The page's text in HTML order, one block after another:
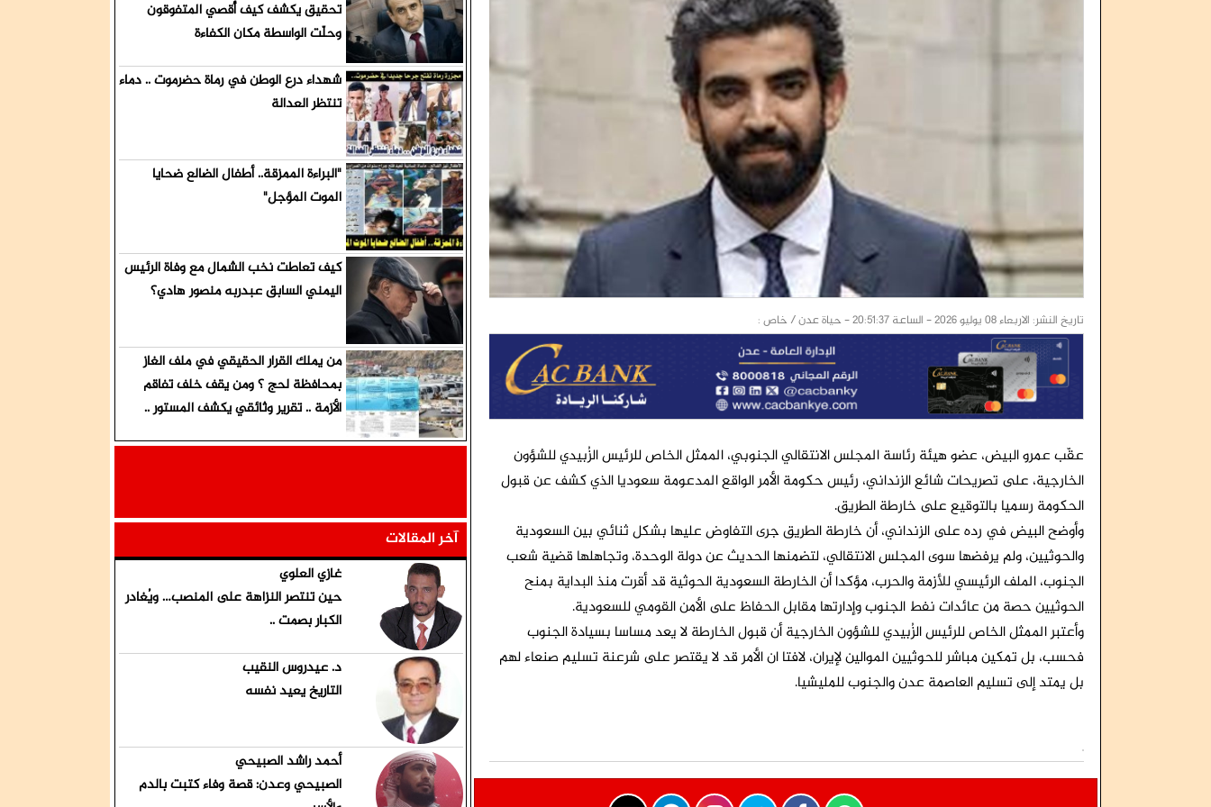
الهيئة الاقتصادية والخدمية بالانتقالي : سلطات الوصاية تفرض حرب خدمات ممنهجة تستهدف إنهاك المواطن الجنوبي
ملف الإرهابي أمجد خالد.. خطر مباشر يهدد استقرار الجنوب وأمن شعبه
لجنة التصعيد الشعبي بالمحفد تدعو مالكي المحال التجارية بالالتزام بالعصيان المدني
تاريخ النشر: الاربعاء 08 يوليو 2026 - الساعة 20:51:37 - حياة عدن / خاص :
عقّب عمرو البيض، عضو هيئة رئاسة المجلس الانتقالي الجنوبي، الممثل الخاص للرئيس الزُبيدي للشؤون
الخارجية، على تصريحات شائع الزنداني، رئيس حكومة الأمر الواقع المدعومة سعوديا الذي كشف عن قبول
الحكومة رسميا بالتوقيع على خارطة الطريق.
وأوضح البيض في رده على الزنداني، أن خارطة الطريق جرى التفاوض عليها بشكل ثنائي بين السعودية
والحوثيين، ولم يرفضها سوى المجلس الانتقالي، لتضمنها الحديث عن دولة الوحدة، وتجاهلها قضية شعب
الجنوب، الملف الرئيسي للأزمة والحرب، مؤكدا أن الخارطة السعودية الحوثية قد أقرت منذ البداية بمنح
الحوثيين حصة من عائدات نفط الجنوب وإدارتها مقابل الحفاظ على الأمن القومي للسعودية.
وأعتبر الممثل الخاص للرئيس الزُبيدي للشؤون الخارجية أن قبول الخارطة لا يعد مساسا بسيادة الجنوب
فحسب، بل تمكين مباشر للحوثيين الموالين لإيران، لافتا ان الأمر قد لا يقتصر على شرعنة تسليم صنعاء لهم
بل يمتد إلى تسليم العاصمة عدن والجنوب للمليشيا.
تحقيق يكشف كيف أُقصي المتفوقون
وحلّت الواسطة مكان الكفاءة
شهداء درع الوطن في رماة حضرموت .. دماء
تنتظر العدالة
"البراءة الممزقة.. أطفال الضالع ضحايا
الموت المؤجل"
كيف تعاطت نخب الشمال مع وفاة الرئيس
اليمني السابق عبدربه منصور هادي؟
من يملك القرار الحقيقي في ملف الغاز
بمحافظة لحج ؟ ومن يقف خلف تفاقم
الأزمة .. تقرير وثائقي يكشف المستور ..
آخر المقالات
غازي العلوي
حين تنتصر النزاهة على المنصب… ويُغادر
الكبار بصمت ..
د. عيدروس النقيب
التاريخ يعيد نفسه
أحمد راشد الصبيحي
الصبيحي وعدن: قصة وفاء كتبت بالدم